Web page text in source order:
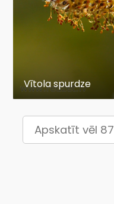
Vītola spurdze
Apskatīt vēl 87